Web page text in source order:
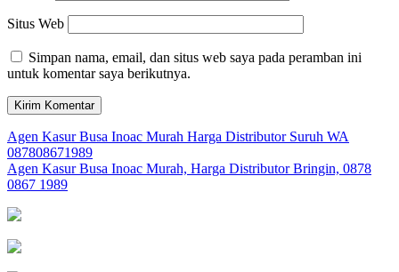
Situs Web
Simpan nama, email, dan situs web saya pada peramban ini
untuk komentar saya berikutnya.
Navigasi
pos
Agen Kasur Busa Inoac Murah Harga Distributor Suruh WA
087808671989
Agen Kasur Busa Inoac Murah, Harga Distributor Bringin, 0878
0867 1989